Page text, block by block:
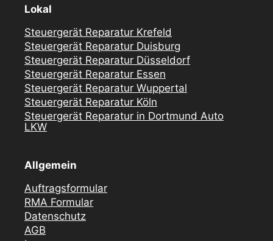
Lokal
Steuergerät Reparatur Krefeld
Steuergerät Reparatur Duisburg
Steuergerät Reparatur Düsseldorf
Steuergerät Reparatur Essen
Steuergerät Reparatur Wuppertal
Steuergerät Reparatur Köln
Steuergerät Reparatur in Dortmund Auto
LKW
Allgemein
Auftragsformular
RMA Formular
Datenschutz
AGB